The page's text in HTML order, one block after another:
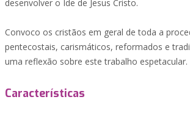
desenvolver o Ide de Jesus Cristo.
Convoco os cristãos em geral de toda a
pentecostais, carismáticos, reformados e
uma reflexão sobre este trabalho espetacular.
Características